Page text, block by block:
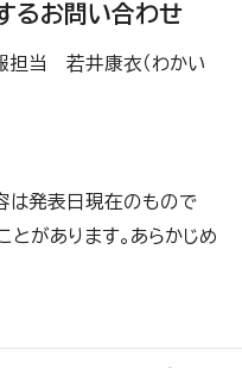
るお問い合わせ
担当 若井康衣（わかい
は発表日現在のもので
とがあります。あらかじめ